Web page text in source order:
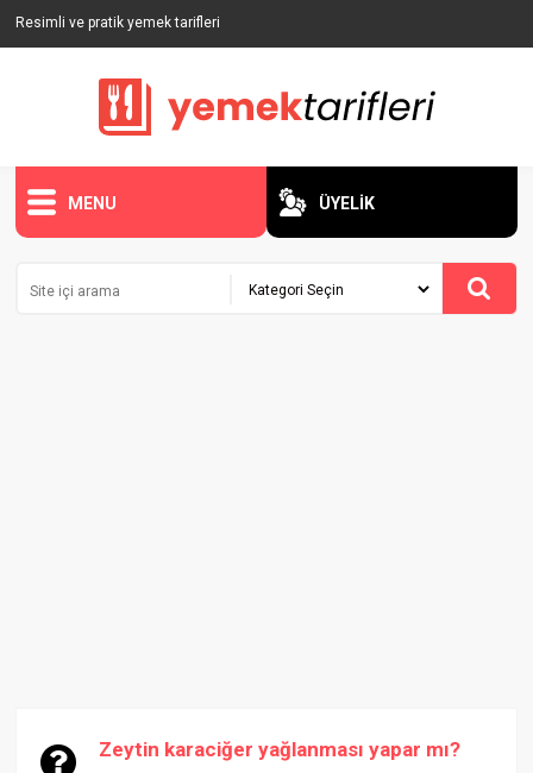
Resimli ve pratik yemek tarifleri
MENU ÜYELİK
Zeytin karaciğer yağlanması yapar mı?